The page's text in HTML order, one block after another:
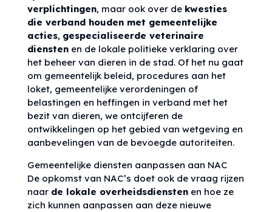
verplichtingen, maar ook over de kwesties
die verband houden met gemeentelijke
acties, gespecialiseerde veterinaire
dienstenen de lokale politieke verklaring over
het beheer van dieren in de stad. Of het nu gaat
om gemeentelijk beleid, procedures aan het
loket, gemeentelijke verordeningen of
belastingen en heffingen in verband met het
bezit van dieren, we ontcijferen de
ontwikkelingen op het gebied van wetgeving en
aanbevelingen van de bevoegde autoriteiten.
Gemeentelijke diensten aanpassen aan NAC
De opkomst van NAC’s doet ook de vraag rijzen
naar de lokale overheidsdienstenen hoe ze
zich kunnen aanpassen aan deze nieuwe